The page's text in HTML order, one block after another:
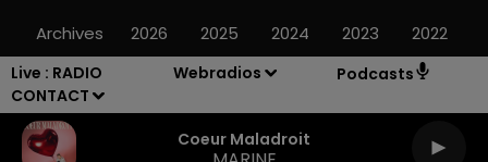
Live : RADIO
CONTACT
Webradios Podcasts
Coeur Maladroit
Archives 2026 2025 2024 2023 2022